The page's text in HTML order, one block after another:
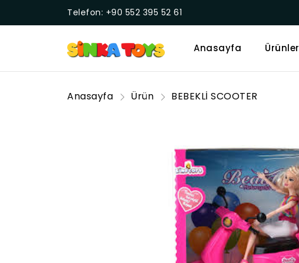
Telefon: +90 552 395 52 61
Anasayfa Ürünler
Anasayfa Ürün BEBEKLİ SCOOTER